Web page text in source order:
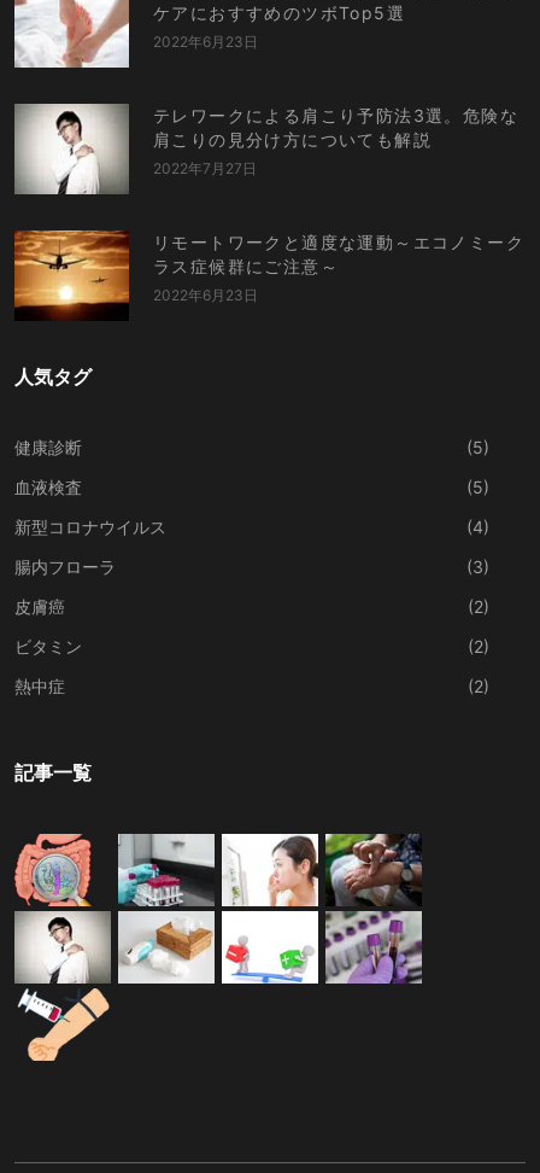
ケアにおすすめのツボTop5選
2022年6月23日
テレワークによる肩こり予防法3選。危険な
肩こりの見分け方についても解説
2022年7月27日
リモートワークと適度な運動～エコノミーク
ラス症候群にご注意～
2022年6月23日
人気タグ
健康診断
(5)
血液検査
(5)
新型コロナウイルス
(4)
腸内フローラ
(3)
皮膚癌
(2)
ビタミン
(2)
熱中症
(2)
記事一覧